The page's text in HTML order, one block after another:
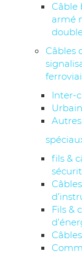
Câble
armé
Câbles
Inter-
Autres
fils &
Câbles
Fils &